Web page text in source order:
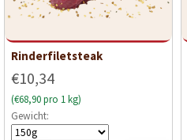
Rinderfiletsteak
€10,34
(€68,90 pro 1 kg)
Gewicht: